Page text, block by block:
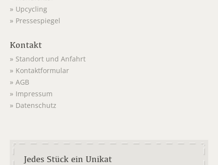
Upcycling
Pressespiegel
Kontakt
Standort und Anfahrt
Kontaktformular
AGB
Impressum
Datenschutz
Jedes Stück ein Unikat